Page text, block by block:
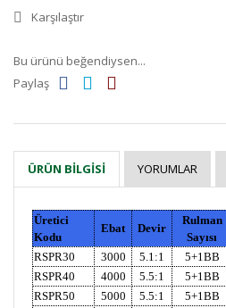
Karşılaştır
Bu ürünü beğendiysen...
Paylaş
ÜRÜN BILGISI YORUMLAR
Üretici
Kodu
Ebat Devir
Rulman
Sayısı
RSPR30 3000 5.1:1 5+1BB
RSPR40
4000 5.5:1 5+1BB
RSPR50
5000 5.5:1 5+1BB